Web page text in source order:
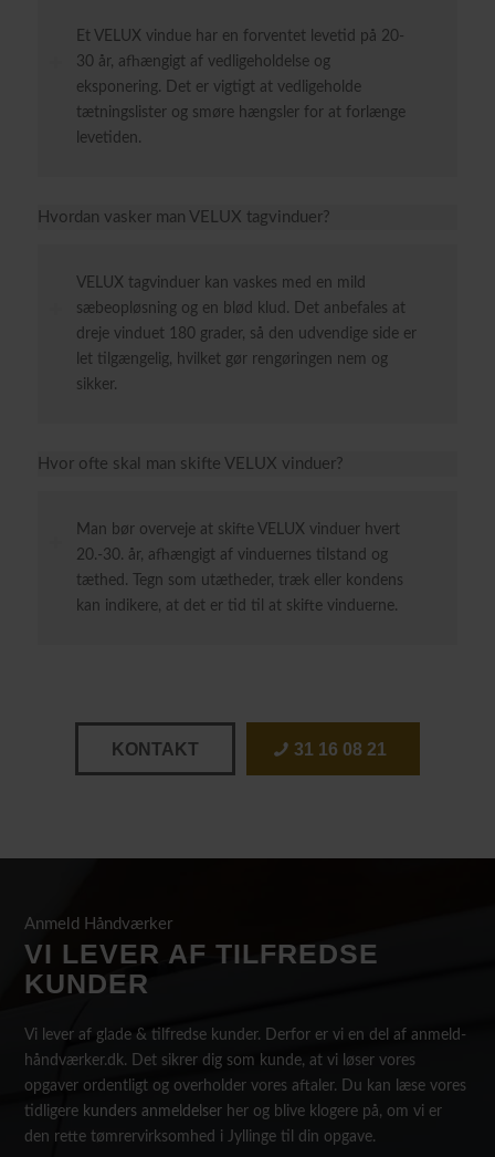
Et VELUX vindue har en forventet levetid på 20-
30 år, afhængigt af vedligeholdelse og
eksponering. Det er vigtigt at vedligeholde
tætningslister og smøre hængsler for at forlænge
levetiden.
Hvordan vasker man VELUX tagvinduer?
VELUX tagvinduer kan vaskes med en mild
sæbeopløsning og en blød klud. Det anbefales at
dreje vinduet 180 grader, så den udvendige side er
let tilgængelig, hvilket gør rengøringen nem og
sikker.
Hvor ofte skal man skifte VELUX vinduer?
Man bør overveje at skifte VELUX vinduer hvert
20.-30. år, afhængigt af vinduernes tilstand og
tæthed. Tegn som utætheder, træk eller kondens
kan indikere, at det er tid til at skifte vinduerne.
KONTAKT 31 16 08 21
Anmeld Håndværker
VI LEVER AF TILFREDSE
KUNDER
Vi lever af glade & tilfredse kunder. Derfor er vi en del af anmeld-
håndværker.dk. Det sikrer dig som kunde, at vi løser vores
opgaver ordentligt og overholder vores aftaler. Du kan læse vores
tidligere kunders anmeldelser her og blive klogere på, om vi er
den rette tømrervirksomhed i Jyllinge til din opgave.